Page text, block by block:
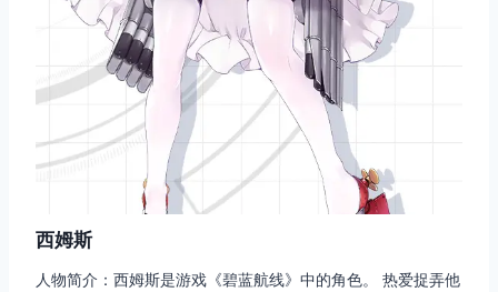
西姆斯
人物简介：西姆斯是游戏《碧蓝航线》中的角色。 热爱捉弄他